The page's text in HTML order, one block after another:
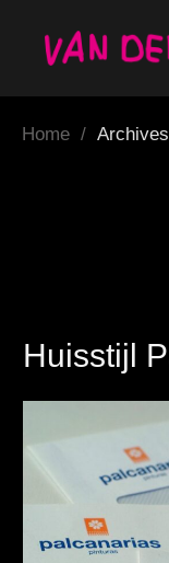
Home /
Huisstijl